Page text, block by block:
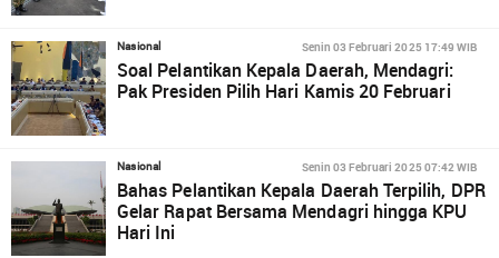
Nasional Senin 03 Februari 2025 17:49 WIB
Soal Pelantikan Kepala Daerah, Mendagri:
Pak Presiden Pilih Hari Kamis 20 Februari
Nasional Senin 03 Februari 2025 07:42 WIB
Bahas Pelantikan Kepala Daerah Terpilih, DPR
Gelar Rapat Bersama Mendagri hingga KPU
Hari Ini